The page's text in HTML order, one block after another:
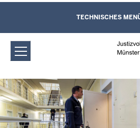
Justizvollzugsanstalt
Pfortendienst
Direkt zum Inhalt
Leichte Sprache,
und Kontaktformular
TECHNISCHES